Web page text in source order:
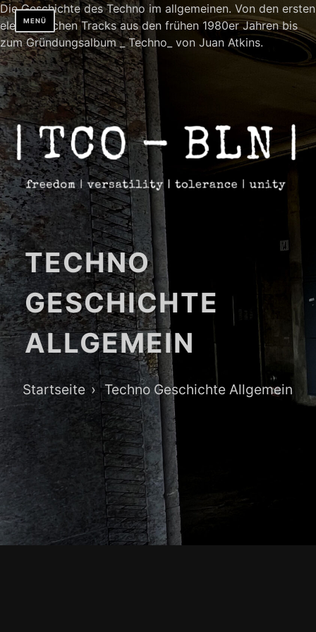
Die Geschichte des Techno im allgemeinen. Von den ersten
elektronischen Tracks aus den frühen 1980er Jahren bis
zum Gründungsalbum _ Techno_ von Juan Atkins.
Zum
Inhalt
springen
MENÜ
TECHNO
GESCHICHTE
ALLGEMEIN
Breadcrumb-
Navigation
Startseite Techno Geschichte Allgemein